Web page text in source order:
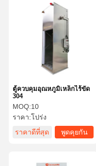
ตู้ควบคุมอุณหภูมิเหล็กไร้ขัด
304
MOQ:10
ราคา:โปร่ง
ราคาดีที่สุด
พูดคุยกัน